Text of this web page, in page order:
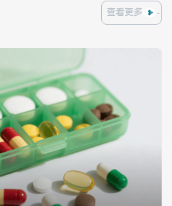
医保服务
健康科普
特殊人群服务
媒体报道
查看更多